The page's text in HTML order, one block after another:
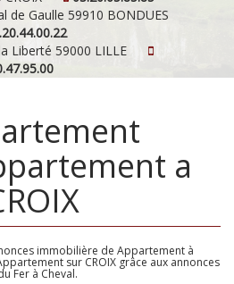
de Gaulle 59910 BONDUES
Liberté 59000 LILLE
a
immobilière de Appartement à
sur CROIX grâce aux annonces
Fer à Cheval.